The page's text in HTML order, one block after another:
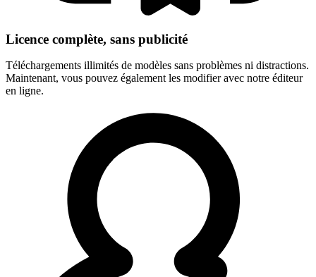
Licence complète, sans publicité
Téléchargements illimités de modèles sans problèmes ni distractions.
Maintenant, vous pouvez également les modifier avec notre éditeur
en ligne.